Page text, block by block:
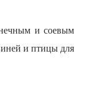
и соевым
и птицы для